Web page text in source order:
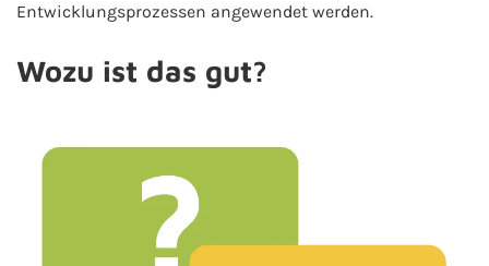
Entwicklungsprozessen angewendet werden.
Wozu ist das gut?